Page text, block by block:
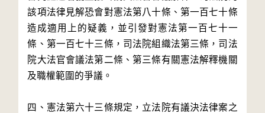
該項法律見解恐會對憲法第八十條、第一百七十條
造成適用上的疑義，並引發對憲法第一百七十一
條、第一百七十三條，司法院組織法第三條，司法
院大法官會議法第二條、第三條有關憲法解釋機關
及職權範圍的爭議。
四、憲法第六十三條規定，立法院有議決法律案之